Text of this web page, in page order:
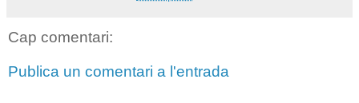
Cap comentari:
Publica un comentari a l'entrada